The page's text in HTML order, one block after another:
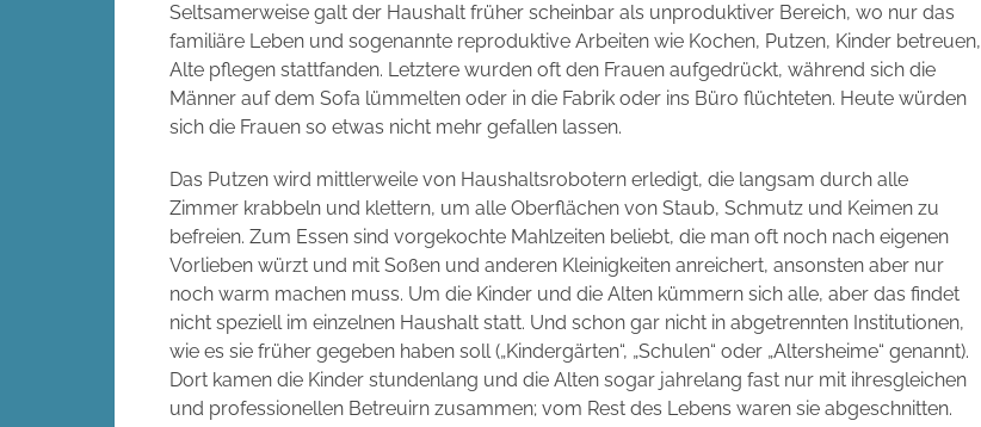
Seltsamerweise galt der Haushalt früher scheinbar als unproduktiver Bereich, wo nur das
familiäre Leben und sogenannte reproduktive Arbeiten wie Kochen, Putzen, Kinder betreuen,
Alte pflegen stattfanden. Letztere wurden oft den Frauen aufgedrückt, während sich die
Männer auf dem Sofa lümmelten oder in die Fabrik oder ins Büro flüchteten. Heute würden
sich die Frauen so etwas nicht mehr gefallen lassen.
Das Putzen wird mittlerweile von Haushaltsrobotern erledigt, die langsam durch alle
Zimmer krabbeln und klettern, um alle Oberflächen von Staub, Schmutz und Keimen zu
befreien. Zum Essen sind vorgekochte Mahlzeiten beliebt, die man oft noch nach eigenen
Vorlieben würzt und mit Soßen und anderen Kleinigkeiten anreichert, ansonsten aber nur
noch warm machen muss. Um die Kinder und die Alten kümmern sich alle, aber das findet
nicht speziell im einzelnen Haushalt statt. Und schon gar nicht in abgetrennten Institutionen,
wie es sie früher gegeben haben soll („Kindergärten“, „Schulen“ oder „Altersheime“ genannt).
Dort kamen die Kinder stundenlang und die Alten sogar jahrelang fast nur mit ihresgleichen
und professionellen Betreuirn zusammen; vom Rest des Lebens waren sie abgeschnitten.